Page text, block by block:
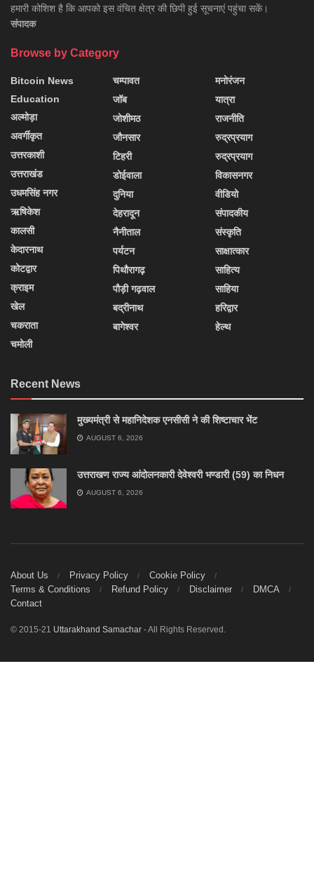
हमारी कोशिश है कि आपको इस वंचित क्षेत्र की छिपी हुई सूचनाएं पहुंचा सकें।
संपादक
Browse by Category
Bitcoin News
Education
अल्मोड़ा
अवर्गीकृत
उत्तरकाशी
उत्तराखंड
उधमसिंह नगर
ऋषिकेश
कालसी
केदारनाथ
कोटद्वार
क्राइम
खेल
चकराता
चमोली
चम्पावत
जॉब
जोशीमठ
जौनसार
टिहरी
डोईवाला
दुनिया
देहरादून
नैनीताल
पर्यटन
पिथौरागढ़
पौड़ी गढ़वाल
बद्रीनाथ
बागेश्वर
मनोरंजन
यात्रा
राजनीति
रुद्रप्रयाग
रुद्रप्रयाग
विकासनगर
वीडियो
संपादकीय
संस्कृति
साक्षात्कार
साहित्य
साहिया
हरिद्वार
हेल्थ
Recent News
मुख्यमंत्री से महानिदेशक एनसीसी ने की शिष्टाचार भेंट
AUGUST 6, 2026
उत्तराखण राज्य आंदोलनकारी देवेश्वरी भण्डारी (59) का निधन
AUGUST 6, 2026
About Us Privacy Policy
Cookie Policy
Terms & Conditions
Refund Policy Disclaimer
DMCA
Contact
© 2015-21 Uttarakhand Samachar - All Rights Reserved.